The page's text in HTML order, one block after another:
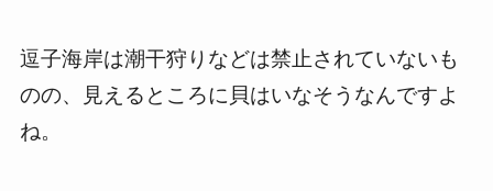
逗子海岸は潮干狩りなどは禁止されていないも
のの、見えるところに貝はいなそうなんですよ
ね。